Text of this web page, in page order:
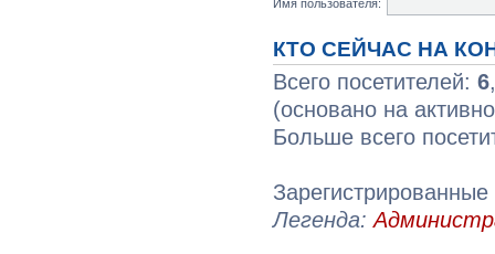
Имя пользователя:
КТО СЕЙЧАС НА
Всего посетителей: 6
(основано на
Больше всего
Легенда: